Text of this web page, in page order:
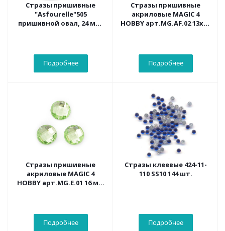
Стразы пришивные
"Asfourelle"505
пришивной овал, 24 мм,
Подробнее
Стразы пришивные
акриловые MAGIC 4
HOBBY арт.MG.AF.02 13x18
Подробнее
Стразы пришивные
акриловые MAGIC 4
HOBBY арт.MG.E.01 16 мм
Подробнее
Стразы клеевые 424-11-
110 SS10 144 шт.
Подробнее